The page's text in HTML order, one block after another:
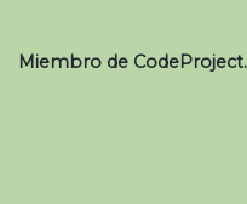
Miembro de